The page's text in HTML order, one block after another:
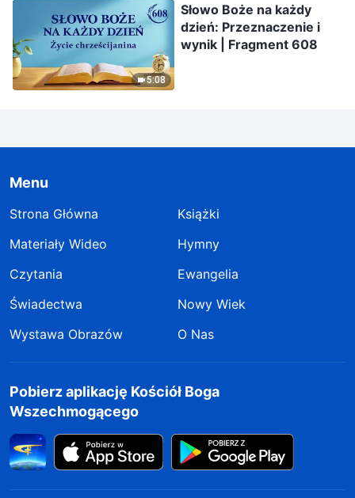
5:08
Słowo Boże na każdy
dzień: Przeznaczenie i
wynik | Fragment 608
Menu
Strona Główna
Książki
Materiały Wideo
Hymny
Czytania
Ewangelia
Świadectwa
Nowy Wiek
Wystawa Obrazów
O Nas
Pobierz aplikację Kościół Boga
Wszechmogącego